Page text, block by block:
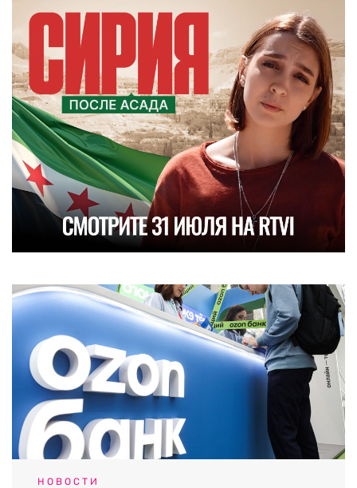
НОВОСТИ